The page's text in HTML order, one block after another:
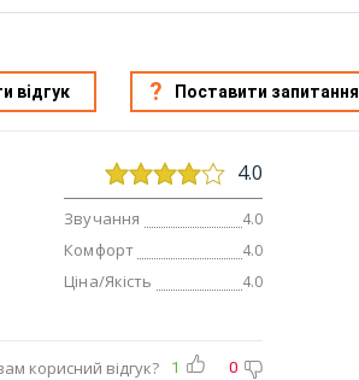
відгук Поставити запитання
4.0
Звучання 4.0
Комфорт 4.0
Ціна/Якість 4.0
корисний відгук? 1 0